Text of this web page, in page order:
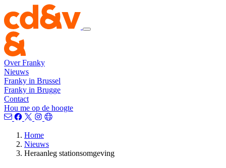
Over Franky
Nieuws
Franky in Brussel
Franky in Brugge
Contact
Hou me op de hoogte
Home
Nieuws
Heraanleg stationsomgeving